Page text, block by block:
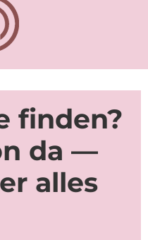
finden?
da —
alles